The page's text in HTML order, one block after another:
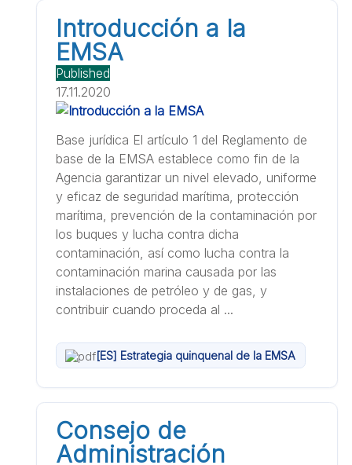
Introducción a la
EMSA
Published
17.11.2020
Base jurídica El artículo 1 del Reglamento de
base de la EMSA establece como fin de la
Agencia garantizar un nivel elevado, uniforme
y eficaz de seguridad marítima, protección
marítima, prevención de la contaminación por
los buques y lucha contra dicha
contaminación, así como lucha contra la
contaminación marina causada por las
instalaciones de petróleo y de gas, y
contribuir cuando proceda al ...
[ES] Estrategia quinquenal de la EMSA
Consejo de
Administración